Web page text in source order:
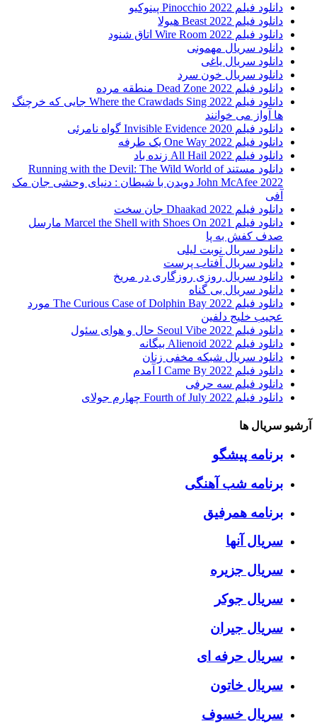
دانلود فیلم Pinocchio 2022 پینوکیو
دانلود فیلم Beast 2022 هیولا
دانلود فیلم Wire Room 2022 اتاق شنود
دانلود سریال مهمونی
دانلود سریال یاغی
دانلود سریال خون سرد
دانلود فیلم 2022 Dead Zone منطقه مرده
دانلود فیلم Where the Crawdads Sing 2022 جایی که خرچنگ
ها آواز می خوانند
دانلود فیلم 2020 Invisible Evidence گواه نامرئی
دانلود فیلم One Way 2022 یک طرفه
دانلود فیلم All Hail 2022 زنده باد
دانلود مستند Running with the Devil: The Wild World of
John McAfee 2022 دویدن با شیطان : دنیای وحشی جان مک
آفی
دانلود فیلم Dhaakad 2022 جان سخت
دانلود فیلم Marcel the Shell with Shoes On 2021 مارسل
صدف کفش به پا
دانلود سریال نوبت لیلی
دانلود سریال آفتاب پرست
دانلود سریال روزی روزگاری در مریخ
دانلود سریال بی گناه
دانلود فیلم The Curious Case of Dolphin Bay 2022 مورد
عجیب خلیج دلفین
دانلود فیلم Seoul Vibe 2022 حال و هوای سئول
دانلود فیلم Alienoid 2022 بیگانه
دانلود سریال شبکه مخفی زنان
دانلود فیلم I Came By 2022 آمدم
دانلود فیلم سه حرفی
دانلود فیلم Fourth of July 2022 چهارم جولای
آرشیو سریال ها
برنامه پیشگو
برنامه شب آهنگی
برنامه همرفیق
سریال آنها
سریال جزیره
سریال جوکر
سریال جیران
سریال حرفه ای
سریال خاتون
سریال خسوف